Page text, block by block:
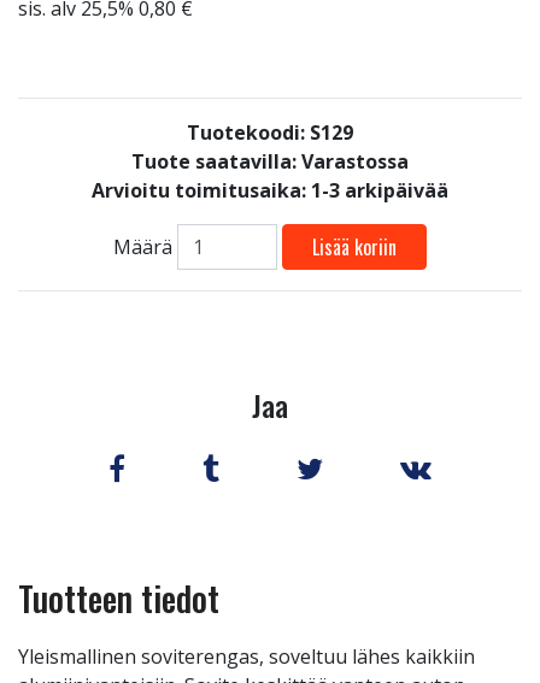
sis. alv 25,5% 0,80 €
Tuotekoodi: S129
Tuote saatavilla:Varastossa
Arvioitu toimitusaika: 1-3 arkipäivää
Määrä Lisää koriin
Jaa
Tuotteen tiedot
Yleismallinen soviterengas, soveltuu lähes kaikkiin